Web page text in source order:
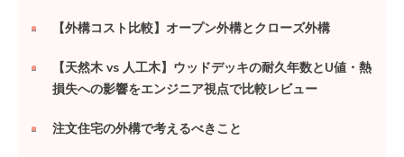
【外構コスト比較】オープン外構とクローズ外構
【天然木 vs 人工木】ウッドデッキの耐久年数とU値・熱
損失への影響をエンジニア視点で比較レビュー
注文住宅の外構で考えるべきこと